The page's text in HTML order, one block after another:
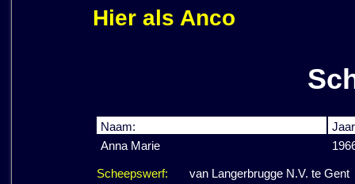
Hier als Anco
Naam:
Anna Marie
Scheepswerf: van Langerbrugge N.V. te Gent